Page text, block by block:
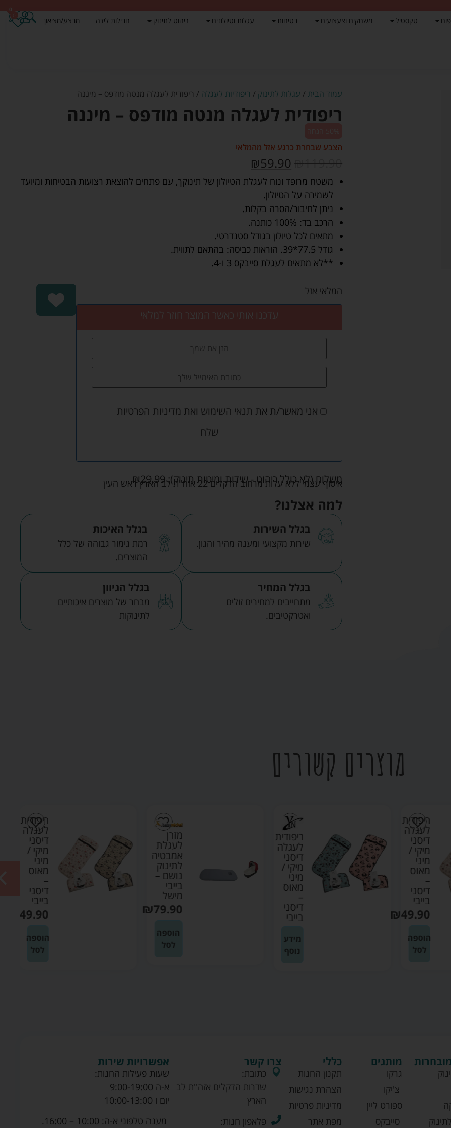
טקסטיל משחקים וצעצועים בטיחות עגלות וטיולונים ריהוט לתינוק חבילות לידה מבצע/מציאון
0
עמוד הבית / עגלות לתינוק / ריפודיות לעגלה / ריפודית לעגלה מנטה מודפס – מיננה
ריפודית לעגלה מנטה מודפס – מיננה
הצבע שבחרת כרגע אזל מהמלאי
₪119.90
₪59.90
משטח מרופד ונוח לעגלת הטיולון של תינוקך, עם פתחים להוצאת רצועות הבטיחות ומיועד
לשמירה על הטיולון.
ניתן לחיבור/הסרה בקלות.
הרכב בד: 100% כותנה.
מתאים לכל טיולון בגודל סטנדרטי.
גודל 77.5*39. הוראות כביסה: בהתאם לתווית.
**לא מתאים לעגלת סייבקס 3 ו-4.
המלאי אזל
עדכנו אותי כאשר המוצר חוזר למלאי
אני מאשר/ת את תנאי השימוש ואת מדיניות הפרטיות
שלח
משלוח (לא כולל ריהוט - שידות ומיטות תינוק): ₪29.99 איסוף עצמי ללא עלות מרחוב הדקלים 22 אזה"ת לב הארץ ראש העין
למה אצלנו?
בגלל השירות
שירות מקצועי ומענה מהיר והגון.
בגלל האיכות
רמת גימור גבוהה של כלל
המוצרים.
בגלל המחיר
מתחייבים למחירים זולים
ואטרקטיבים.
בגלל הגיוון
מבחר של מוצרים איכותיים
לתינוקות
מוצרים קשורים
ריפודית
לעגלה
דיסני
מיקי /
מיני
מאוס
דיסני
בייבי
₪49.90
הוספה
לסל
ריפודית
לעגלה
דיסני
מיקי /
מיני
מאוס
דיסני
בייבי
מידע
נוסף
מזרן
לעגלת
אמבטיה
לתינוק
נושם –
בייבי
מישל
₪79.90
הוספה
לסל
ריפודית
לעגלה
דיסני
מיקי /
מיני
מאוס
דיסני
בייבי
₪49.90
הוספה
לסל
מותגים
גרקו
צ'יקו
ספורט ליין
סייבקס
כללי
תקנון החנות
הצהרת נגישות
מדיניות פרטיות
מפת אתר
צרו קשר
כתובת:
שדרות הדקלים אזה''ת לב
הארץ
פלאפון חנות:
אפשרויות שירות
שעות פעילות החנות:
א-ה 9:00-19:00
יום ו 10:00-13:00
מענה טלפוני א-ה: 10:00 – 16:00.